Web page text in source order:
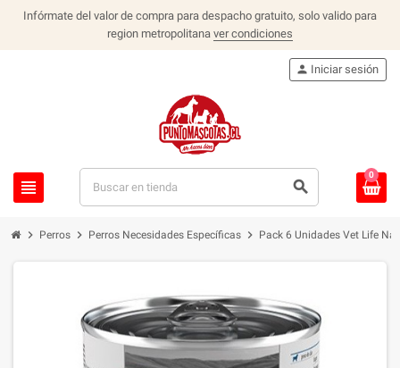
Infórmate del valor de compra para despacho gratuito, solo valido para
region metropolitana ver condiciones
view_headline search
person Iniciar sesión
0
chevron_right Perros chevron_right Perros Necesidades Específicas chevron_right Pack 6 Unidades Vet Life